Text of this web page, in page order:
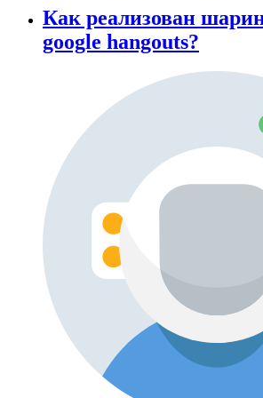
Как реализован
google hangouts?